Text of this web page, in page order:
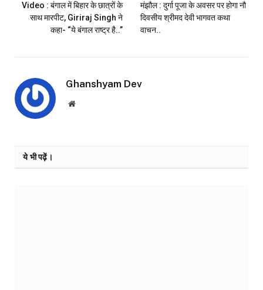
Video : बंगाल में बिहार के छात्रों के
साथ मारपीट, Giriraj Singh ने
कहा- “ये बंगाल राष्ट्र है..”
मंझौल : दुर्गा पूजा के अवसर पर होगा नौ
दिवसीय श्रीमद देवी भागवत कथा
वाचन..
Ghanshyam Dev
Website
ये भी पढ़ें।